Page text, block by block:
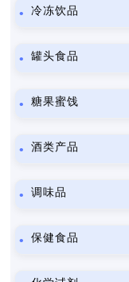
冷冻饮品
罐头食品
糖果蜜饯
酒类产品
调味品
保健食品